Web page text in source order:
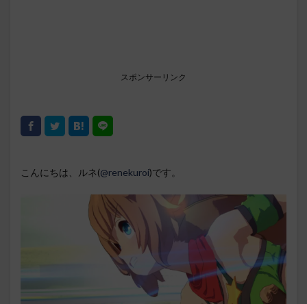
スポンサーリンク
こんにちは、ルネ(@renekuroi)です。